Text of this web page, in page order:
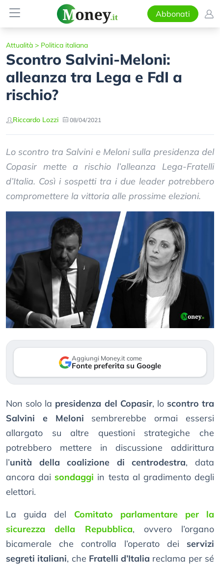
Abbonati
Attualità > Politica italiana
Scontro Salvini-Meloni:
alleanza tra Lega e FdI a
rischio?
Riccardo Lozzi 08/04/2021
Lo scontro tra Salvini e Meloni sulla presidenza del
Copasir mette a rischio l’alleanza Lega-Fratelli
d’Italia. Così i sospetti tra i due leader potrebbero
compromettere la vittoria alle prossime elezioni.
Aggiungi Money.it come
Fonte preferita su Google
Non solo la presidenza del Copasir, lo scontro tra
Salvini e Meloni sembrerebbe ormai essersi
allargato su altre questioni strategiche che
potrebbero mettere in discussione addirittura
l’unità della coalizione di centrodestra, data
ancora dai sondaggi in testa al gradimento degli
elettori.
La guida del Comitato parlamentare per la
sicurezza della Repubblica, ovvero l’organo
bicamerale che controlla l’operato dei servizi
segreti italiani, che Fratelli d’Italia reclama per sé